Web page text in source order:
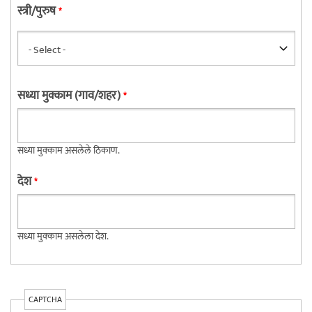
स्त्री/पुरुष*
सध्या मुक्काम (गाव/शहर)*
सध्या मुक्काम असलेले ठिकाण.
देश*
सध्या मुक्काम असलेला देश.
CAPTCHA